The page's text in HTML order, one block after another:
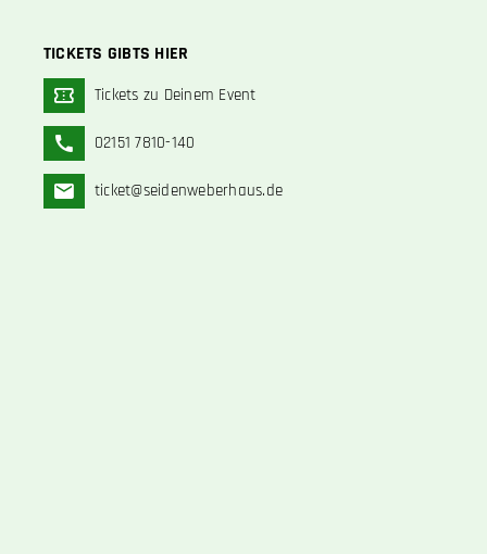
TICKETS GIBTS HIER
Tickets zu Deinem Event
02151 7810-140
ticket@seidenweberhaus.de